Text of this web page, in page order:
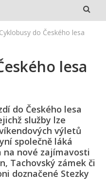
Cyklobusy do Českého lesa
lesa
do Českého lesa
služby lze
výletů
společně láká
na nové zajímavosti
Tachovský zámek či
doznačené Stezky